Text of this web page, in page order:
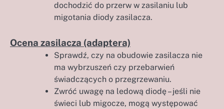
dochodzić do przerw w zasilaniu lub
migotania diody zasilacza.
Ocena zasilacza (adaptera)
Sprawdź, czy na obudowie zasilacza nie
ma wybrzuszeń czy przebarwień
świadczących o przegrzewaniu.
Zwróć uwagę na ledową diodę – jeśli nie
świeci lub migocze, mogą występować